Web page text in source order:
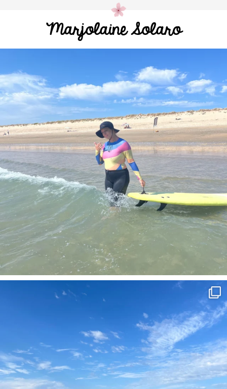
Marjolaine Solaro